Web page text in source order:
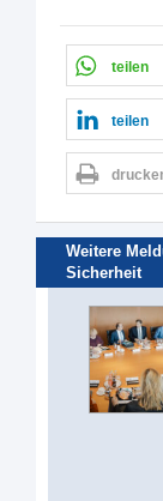
teilen
teilen
Weitere
Sicherheit